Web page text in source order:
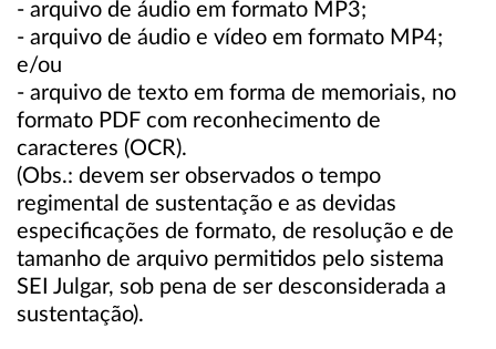
- arquivo de áudio em formato MP3;
- arquivo de áudio e vídeo em formato MP4;
e/ou
- arquivo de texto em forma de memoriais, no
formato PDF com reconhecimento de
caracteres (OCR).
(Obs.: devem ser observados o tempo
regimental de sustentação e as devidas
especificações de formato, de resolução e de
tamanho de arquivo permitidos pelo sistema
SEI Julgar, sob pena de ser desconsiderada a
sustentação).